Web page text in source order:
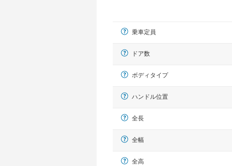
乗車定員
ドア数
ボディタイプ
ハンドル位置
全長
全幅
全高